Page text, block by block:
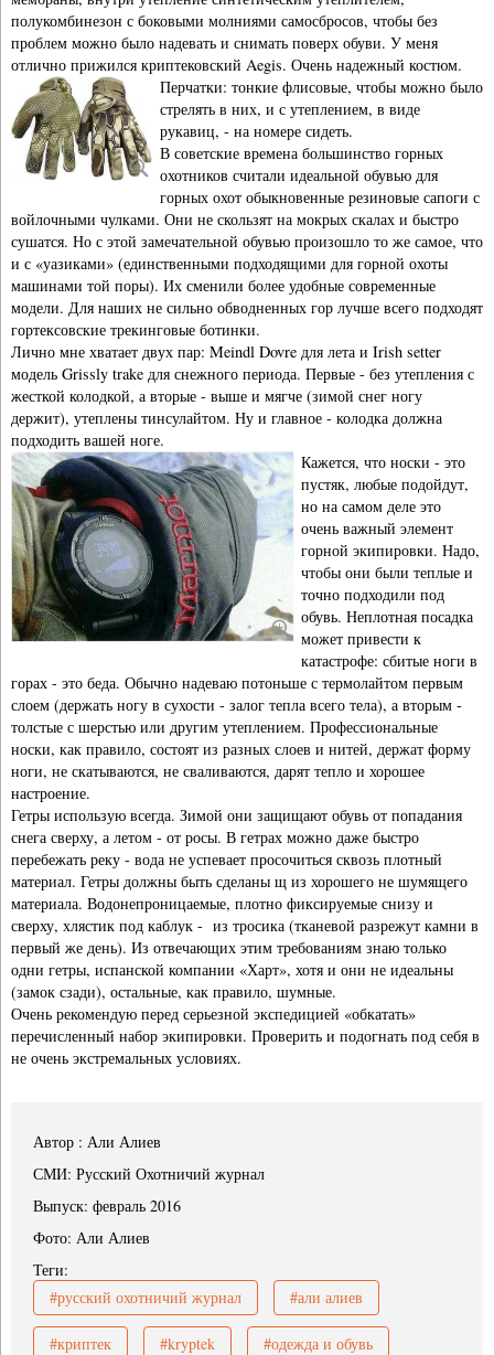
полукомбинезон с боковыми молниями самосбросов, чтобы без
проблем можно было надевать и снимать поверх обуви. У меня
отлично прижился криптековский Aegis. Очень надежный костюм.
Перчатки: тонкие флисовые, чтобы можно было
стрелять в них, и с утеплением, в виде
рукавиц, - на номере сидеть.
В советские времена большинство горных
охотников считали идеальной обувью для
горных охот обыкновенные резиновые сапоги с
войлочными чулками. Они не скользят на мокрых скалах и быстро
сушатся. Но с этой замечательной обувью произошло то же самое, что
и с «уазиками» (единственными подходящими для горной охоты
машинами той поры). Их сменили более удобные современные
модели. Для наших не сильно обводненных гор лучше всего подходят
гортексовские трекинговые ботинки.
Лично мне хватает двух пар: Meindl Dovre для лета и Irish setter
модель Grissly trake для снежного периода. Первые - без утепления с
жесткой колодкой, а вторые - выше и мягче (зимой снег ногу
держит), утеплены тинсулайтом. Ну и главное - колодка должна
подходить вашей ноге.
Кажется, что носки - это
пустяк, любые подойдут,
но на самом деле это
очень важный элемент
горной экипировки. Надо,
чтобы они были теплые и
точно подходили под
обувь. Неплотная посадка
может привести к
катастрофе: сбитые ноги в
горах - это беда. Обычно надеваю потоньше с термолайтом первым
слоем (держать ногу в сухости - залог тепла всего тела), а вторым -
толстые с шерстью или другим утеплением. Профессиональные
носки, как правило, состоят из разных слоев и нитей, держат форму
ноги, не скатываются, не сваливаются, дарят тепло и хорошее
настроение.
Гетры использую всегда. Зимой они защищают обувь от попадания
снега сверху, а летом - от росы. В гетрах можно даже быстро
перебежать реку - вода не успевает просочиться сквозь плотный
материал. Гетры должны быть сделаны щ из хорошего не шумящего
материала. Водонепроницаемые, плотно фиксируемые снизу и
сверху, хлястик под каблук - из тросика (тканевой разрежут камни в
первый же день). Из отвечающих этим требованиям знаю только
одни гетры, испанской компании «Харт», хотя и они не идеальны
(замок сзади), остальные, как правило, шумные.
Очень рекомендую перед серьезной экспедицией «обкатать»
перечисленный набор экипировки. Проверить и подогнать под себя в
не очень экстремальных условиях.
Автор : Али Алиев
СМИ: Русский Охотничий журнал
Выпуск: февраль 2016
Фото: Али Алиев
Теги:
#русский охотничий журнал
#али алиев
#криптек #kryptek #одежда и обувь